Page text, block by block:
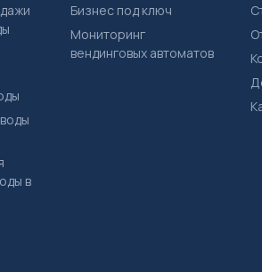
в
Бизнес под ключ
Мониторинг
вендинговых автоматов